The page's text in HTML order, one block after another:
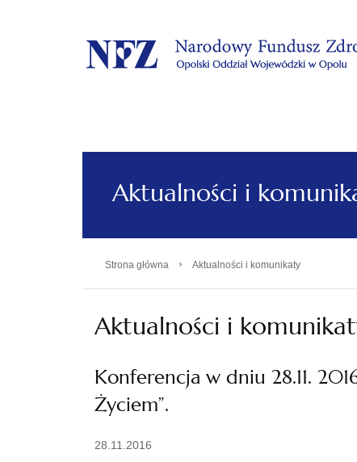
.
Aktualności i
Strona główna › Aktualności i komunikaty
Aktualności i
Konferencja w dniu 28.11.
Życiem”.
28.11.2016